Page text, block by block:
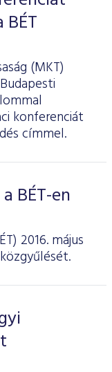
(MKT)
konferenciát
címmel.
BÉT-en
2016. május